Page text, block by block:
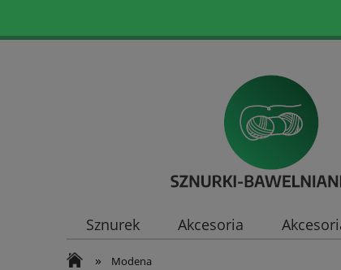
Sznurek Akcesoria
» Modena